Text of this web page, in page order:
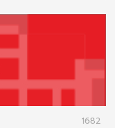
1682